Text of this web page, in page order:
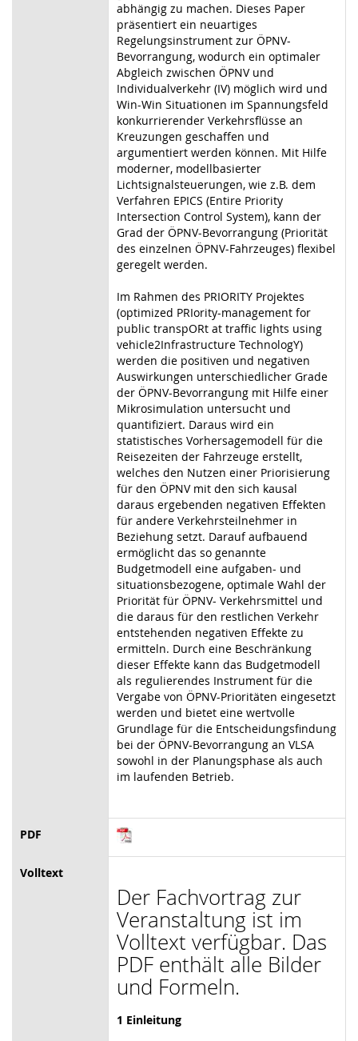
abhängig zu machen. Dieses Paper
präsentiert ein neuartiges
Regelungsinstrument zur ÖPNV-
Bevorrangung, wodurch ein optimaler
Abgleich zwischen ÖPNV und
Individualverkehr (IV) möglich wird und
Win-Win Situationen im Spannungsfeld
konkurrierender Verkehrsflüsse an
Kreuzungen geschaffen und
argumentiert werden können. Mit Hilfe
moderner, modellbasierter
Lichtsignalsteuerungen, wie z.B. dem
Verfahren EPICS (Entire Priority
Intersection Control System), kann der
Grad der ÖPNV-Bevorrangung (Priorität
des einzelnen ÖPNV-Fahrzeuges) flexibel
geregelt werden.
Im Rahmen des PRIORITY Projektes
(optimized PRIority-management for
public transpORt at traffic lights using
vehicle2Infrastructure TechnologY)
werden die positiven und negativen
Auswirkungen unterschiedlicher Grade
der ÖPNV-Bevorrangung mit Hilfe einer
Mikrosimulation untersucht und
quantifiziert. Daraus wird ein
statistisches Vorhersagemodell für die
Reisezeiten der Fahrzeuge erstellt,
welches den Nutzen einer Priorisierung
für den ÖPNV mit den sich kausal
daraus ergebenden negativen Effekten
für andere Verkehrsteilnehmer in
Beziehung setzt. Darauf aufbauend
ermöglicht das so genannte
Budgetmodell eine aufgaben- und
situationsbezogene, optimale Wahl der
Priorität für ÖPNV- Verkehrsmittel und
die daraus für den restlichen Verkehr
entstehenden negativen Effekte zu
ermitteln. Durch eine Beschränkung
dieser Effekte kann das Budgetmodell
als regulierendes Instrument für die
Vergabe von ÖPNV-Prioritäten eingesetzt
werden und bietet eine wertvolle
Grundlage für die Entscheidungsfindung
bei der ÖPNV-Bevorrangung an VLSA
sowohl in der Planungsphase als auch
im laufenden Betrieb.
PDF
Volltext
Der Fachvortrag zur
Veranstaltung ist im
Volltext verfügbar. Das
PDF enthält alle Bilder
und Formeln.
1 Einleitung